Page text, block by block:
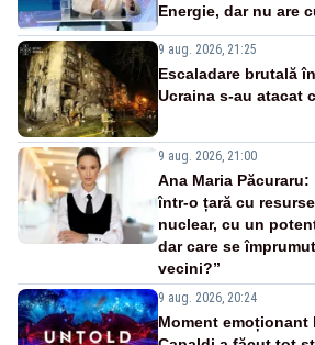
Energie, dar nu are
9 aug. 2026, 21:25
Escaladare brutală
Ucraina s-au atacat
9 aug. 2026, 21:00
Ana Maria Păcuraru:
într-o țară cu
nuclear, cu un
dar care se
vecini?”
9 aug. 2026, 20:24
Moment emoționant